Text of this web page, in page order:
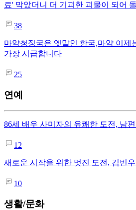
료' 막았더니 더 기괴한 괴물이 되어
38
마약청정국은 옛말인 한국,마약 이제
가장 시급합니다
25
연예
86세 배우 사미자의 유쾌한 도전, 남
12
새로운 시작을 위한 멋진 도전, 김빈
10
생활/문화